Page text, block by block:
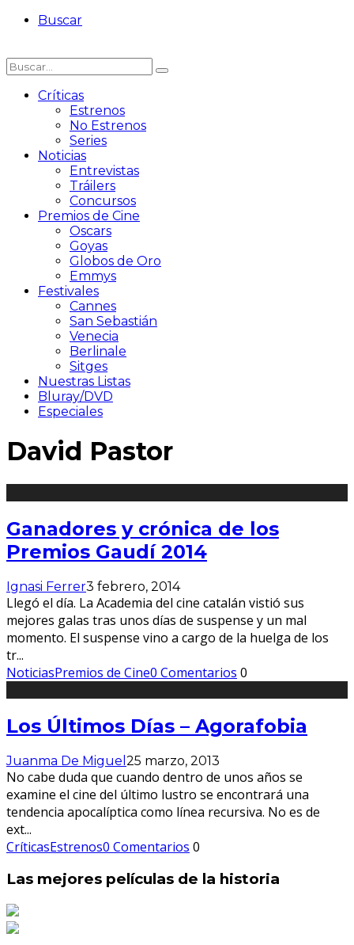
Buscar
Críticas
Estrenos
No Estrenos
Series
Noticias
Entrevistas
Tráilers
Concursos
Premios de Cine
Oscars
Goyas
Globos de Oro
Emmys
Festivales
Cannes
San Sebastián
Venecia
Berlinale
Sitges
Nuestras Listas
Bluray/DVD
Especiales
David Pastor
Ganadores y crónica de los
Premios Gaudí 2014
Ignasi Ferrer3 febrero, 2014
Llegó el día. La Academia del cine catalán vistió sus
mejores galas tras unos días de suspense y un mal
momento. El suspense vino a cargo de la huelga de los
tr...
NoticiasPremios de Cine0 Comentarios 0
Los Últimos Días – Agorafobia
Juanma De Miguel 25 marzo, 2013
No cabe duda que cuando dentro de unos años se
examine el cine del último lustro se encontrará una
tendencia apocalíptica como línea recursiva. No es de
ext...
CríticasEstrenos0 Comentarios 0
Las mejores películas de la historia